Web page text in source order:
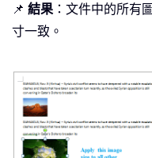
📌 結果：文件中的所有
寸一致。